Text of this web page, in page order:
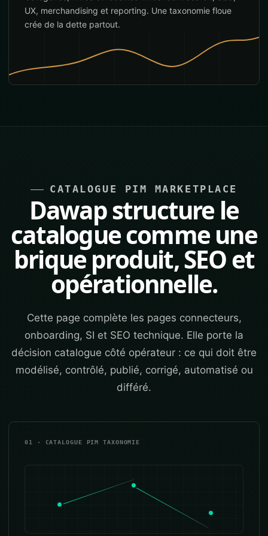
UX, merchandising et reporting. Une taxonomie floue
crée de la dette partout.
CATALOGUE PIM MARKETPLACE
Dawap structure le
catalogue comme une
brique produit, SEO et
opérationnelle.
Cette page complète les pages connecteurs,
onboarding, SI et SEO technique. Elle porte la
décision catalogue côté opérateur : ce qui doit être
modélisé, contrôlé, publié, corrigé, automatisé ou
différé.
01 · CATALOGUE PIM TAXONOMIE